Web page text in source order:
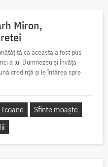
Miron,
ca aceasta a fost pus
a lui Dumnezeu și învăța
credință și le întărea spre
Icoane
Sfinte moaște